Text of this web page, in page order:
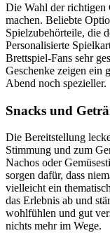
Die Wahl der richtigen
machen. Beliebte
Spielzubehörteile, die
Personalisierte
Brettspiel-Fans sehr
Geschenke zeigen ein
Abend noch spezieller.
Snacks und
Die Bereitstellung
Stimmung und zum
Nachos oder
sorgen dafür, dass
vielleicht ein
das Erlebnis ab und
wohlfühlen und gut
nichts mehr im Wege.